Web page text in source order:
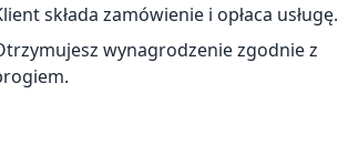
składa zamówienie i opłaca usługę.
wynagrodzenie zgodnie z